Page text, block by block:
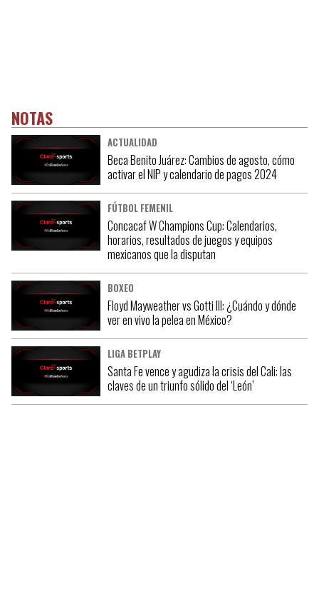
NOTAS
ACTUALIDAD
Beca Benito Juárez: Cambios de agosto, cómo
activar el NIP y calendario de pagos 2024
FÚTBOL FEMENIL
Concacaf W Champions Cup: Calendarios,
horarios, resultados de juegos y equipos
mexicanos que la disputan
BOXEO
Floyd Mayweather vs Gotti lll: ¿Cuándo y dónde
ver en vivo la pelea en México?
LIGA BETPLAY
Santa Fe vence y agudiza la crisis del Cali: las
claves de un triunfo sólido del ‘León’